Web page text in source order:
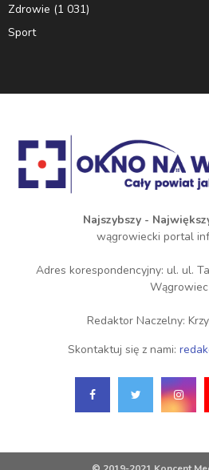
Zdrowie (1 031)
Sport
Najszybszy -
wągrowiecki portal
Adres korespondencyjny: ul. ul.
Wągrowiec
Redaktor Naczelny:
Skontaktuj się z nami: